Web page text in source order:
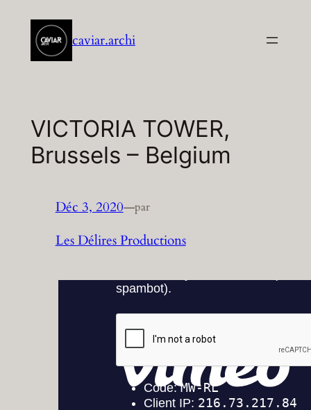
contenu
caviar.archi
VICTORIA TOWER,
Brussels – Belgium
Déc 3, 2020—par
Les Délires Productions